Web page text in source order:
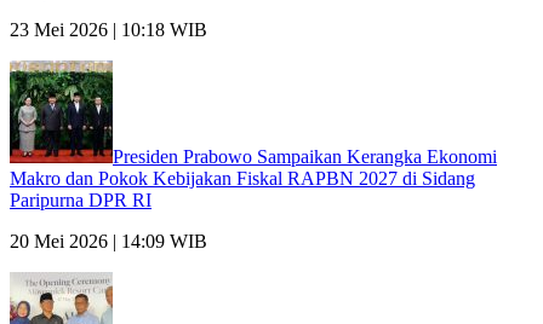
23 Mei 2026 | 10:18 WIB
Presiden Prabowo Sampaikan Kerangka Ekonomi
Makro dan Pokok Kebijakan Fiskal RAPBN 2027 di Sidang
Paripurna DPR RI
20 Mei 2026 | 14:09 WIB